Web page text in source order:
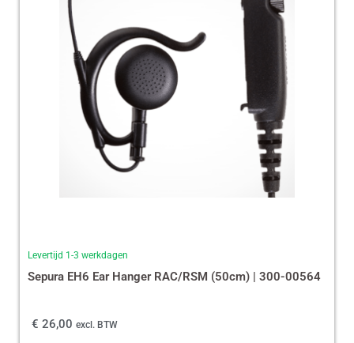
Levertijd 1-3 werkdagen
Sepura EH6 Ear Hanger RAC/RSM (50cm) | 300-00564
€ 26,00 excl. BTW